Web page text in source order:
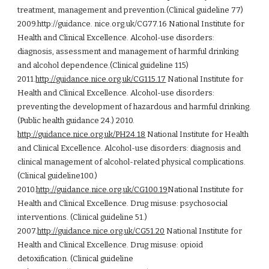
treatment, management and prevention.(Clinical guideline 77)
2009.http://guidance. nice.org.uk/CG77.16 National Institute for
Health and Clinical Excellence. Alcohol-use disorders:
diagnosis, assessment and management of harmful drinking
and alcohol dependence.(Clinical guideline 115)
2011.http://guidance.nice.org.uk/CG115.17 National Institute for
Health and Clinical Excellence. Alcohol-use disorders:
preventing the development of hazardous and harmful drinking.
(Public health guidance 24.) 2010.
http://guidance.nice.org.uk/PH24.18 National Institute for Health
and Clinical Excellence. Alcohol-use disorders: diagnosis and
clinical management of alcohol-related physical complications.
(Clinical guideline100.)
2010.http://guidance.nice.org.uk/CG100.19National Institute for
Health and Clinical Excellence. Drug misuse: psychosocial
interventions. (Clinical guideline 51.)
2007.http://guidance.nice.org.uk/CG51.20 National Institute for
Health and Clinical Excellence. Drug misuse: opioid
detoxification. (Clinical guideline